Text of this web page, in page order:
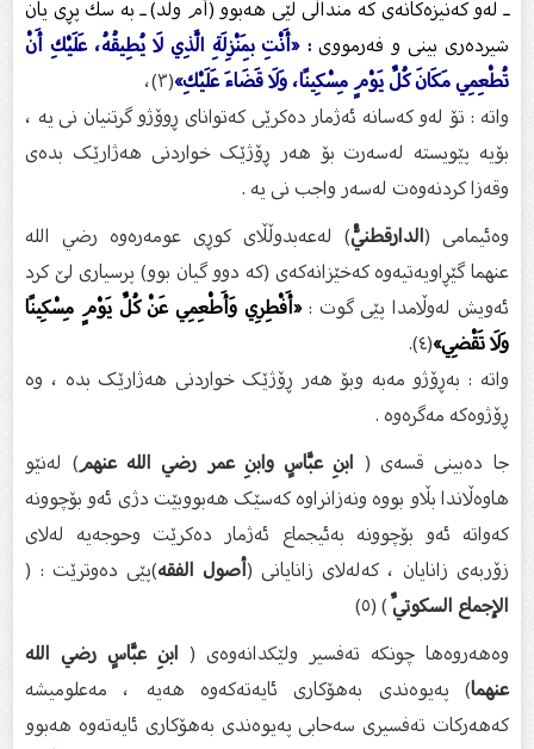
ـ لەو كەنیزەكانەی كە منداڵی لێی هەبوو (أم ولد) ـ بە سك پڕی یان
شیردەری بینی و فەرمووی: «أَنْتِ بِمَنْزِلَةِ الَّذِي لَا يُطِيقُهُ، عَلَيْكِ أَنْ
تُطْعِمِي مَكَانَ كُلِّ يَوْمٍ مِسْكِينًا، وَلَا قَضَاءَ عَلَيْكِ»(٣)،
واتە : تۆ لەو کەسانە ئەژمار دەکرێی کەتوانای ڕوۆژو گرتنیان نی یە ،
بۆیە پێویستە لەسەرت بۆ هەر ڕۆژێک خواردنی هەژارێک بدەی
وقەزا کردنەوەت لەسەر واجب نی یە .
وەئیمامی ( الدارقطنيُّ) لەعەبدوڵڵای کوڕی عومەرەوە رضي الله
عنهما گێڕاویەتیەوە کەخێزانەکەی (کە دوو گیان بوو) پرسیاری لێ کرد
ئەویش لەوڵامدا پێی گوت : «أَفْطِرِي وَأَطْعِمِي عَنْ كُلِّ يَوْمٍ مِسْكِينًا
وَلَا تَقْضِي»(٤).
واتە : بەڕۆژو مەبە وبۆ هەر ڕۆژێک خواردنی هەژارێک بدە ، وە
ڕۆژوەکە مەگرەوە .
جا دەبینی قسەی ( ابنِ عبَّاسٍ وابنِ عمر رضي الله عنهم) لەنێو
هاوەڵاندا بڵاو بووە ونەزانراوە کەسێک هەبووبێت دژی ئەو بۆچوونە
کەواتە ئەو بۆچوونە بەئیجماع ئەژمار دەکرێت وحوجەیە لەلای
زۆربەی زانایان ، کەلەلای زانایانی (أصول الفقه)پێی دەوترێت : (
الإجماع السكوتيِّ) (٥)
وەهەروەها چونکە تەفسیر ولێکدانەوەی ( ابنِ عبَّاسٍ رضي الله
عنهما) پەیوەندی بەهۆکاری ئایەتەکەوە هەیە ، مەعلومیشە
کەهەرکات تەفسیری سەحابی پەیوەندی بەهۆکاری ئایەتەوە هەبوو